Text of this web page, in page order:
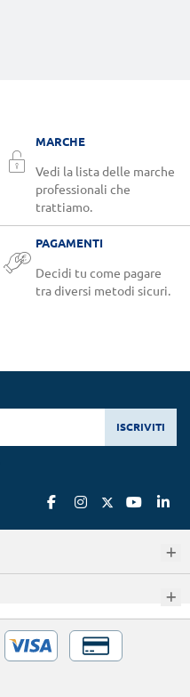
MARCHE
Vedi la lista delle marche
professionali che
trattiamo.
PAGAMENTI
Decidi tu come pagare
tra diversi metodi sicuri.
ISCRIVITI